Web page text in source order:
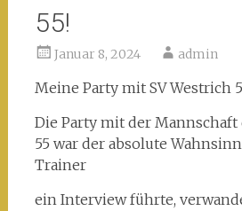
55!
Januar 8, 2024 admin
Meine Party mit SV Westrich
Die Party mit der Mannschaft
55 war der absolute
Trainer
ein Interview führte,